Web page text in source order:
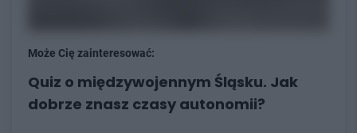
Może Cię zainteresować:
Quiz o międzywojennym Śląsku. Jak
dobrze znasz czasy autonomii?